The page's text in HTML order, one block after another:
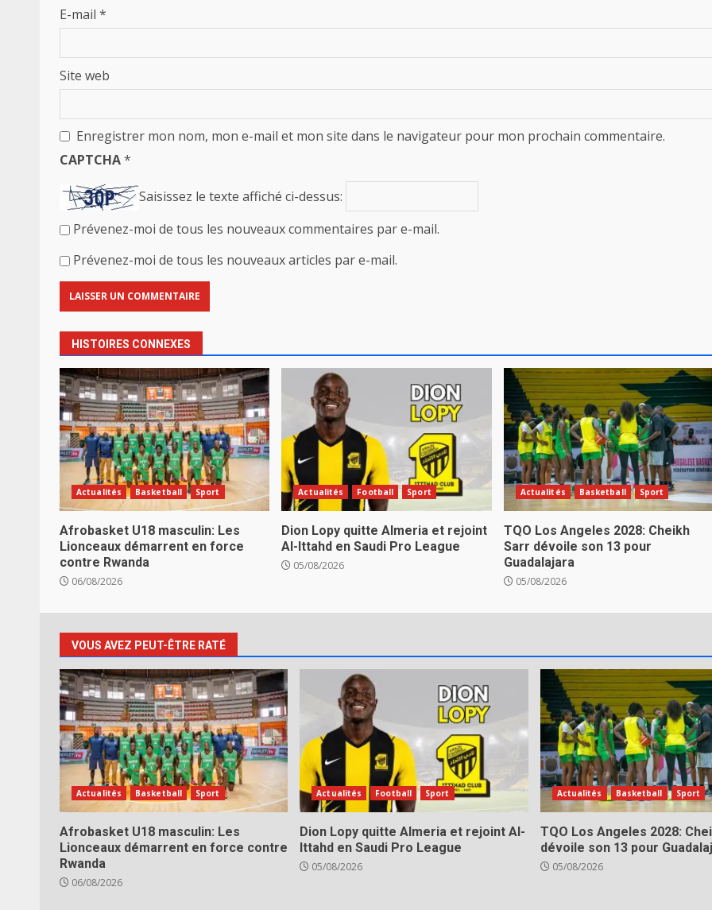
E-mail *
Site web
Enregistrer mon nom, mon e-mail et mon site dans le navigateur pour mon prochain commentaire.
CAPTCHA*
Saisissez le texte affiché ci-dessus:
Prévenez-moi de tous les nouveaux commentaires par e-mail.
Prévenez-moi de tous les nouveaux articles par e-mail.
HISTOIRES CONNEXES
Actualités Basketball Sport
Afrobasket U18 masculin: Les
Lionceaux démarrent en force
contre Rwanda
06/08/2026
Actualités Football Sport
Dion Lopy quitte Almeria et rejoint
Al-Ittahd en Saudi Pro League
05/08/2026
Actualités Basketball Sport
TQO Los Angeles 2028: Cheikh
Sarr dévoile son 13 pour
Guadalajara
05/08/2026
VOUS AVEZ PEUT-ÊTRE RATÉ
Actualités Basketball Sport
Afrobasket U18 masculin: Les
Lionceaux démarrent en force contre
Rwanda
06/08/2026
Actualités Football Sport
Dion Lopy quitte Almeria et rejoint Al-
Ittahd en Saudi Pro League
05/08/2026
Actualités Basketball Sport
TQO Los Angeles 2028:
dévoile son 13 pour
05/08/2026